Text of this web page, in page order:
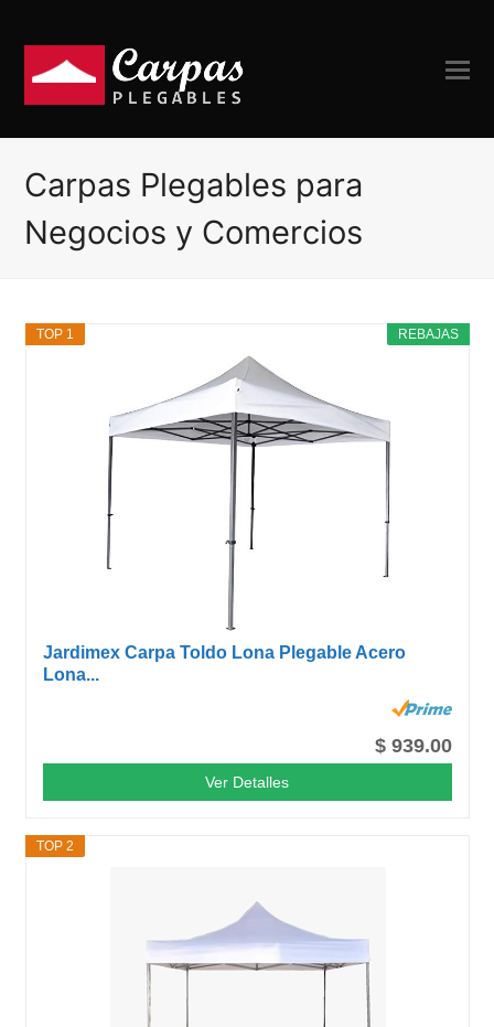
Carpas Plegables para
Negocios y Comercios
REBAJAS
TOP 1
Jardimex Carpa Toldo Lona Plegable Acero
Lona...
$ 939.00
Ver Detalles
TOP 2